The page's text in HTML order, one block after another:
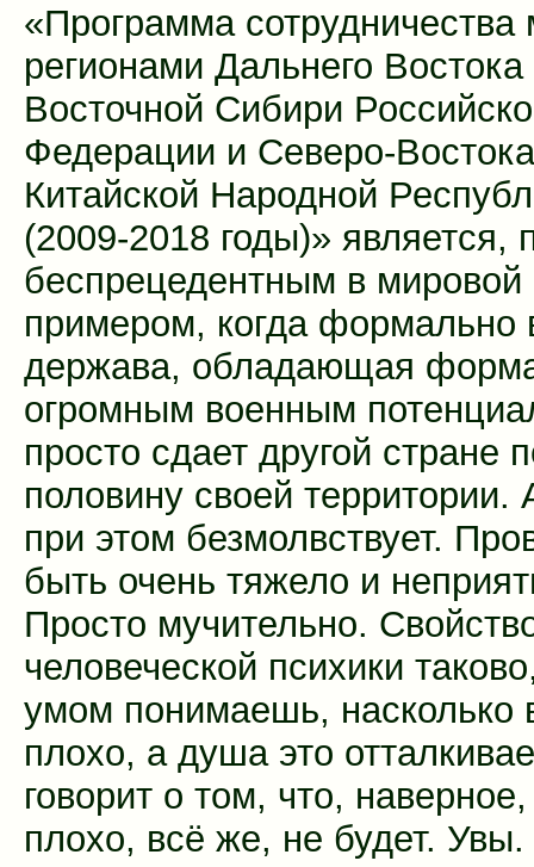
«Программа
регионами Дальнего Востока
Восточной Сибири
Федерации и Северо-Востока
Китайской Народной
(2009-2018 годы)» является,
беспрецедентным в мировой
примером, когда формально
держава, обладающая
огромным военным
просто сдает другой стране
половину своей территории.
при этом безмолвствует.
быть очень тяжело и
Просто мучительно.
человеческой психики
умом понимаешь, насколько
плохо, а душа это
говорит о том, что, наверное,
плохо, всё же, не будет. Увы.